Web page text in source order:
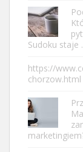
Sudoku staje
https://
chorzow.html